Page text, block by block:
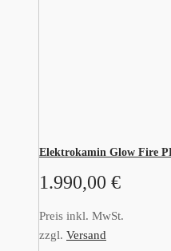
Elektrokamin Glow Fire
1.990,00 €
Preis inkl. MwSt.
zzgl. Versand